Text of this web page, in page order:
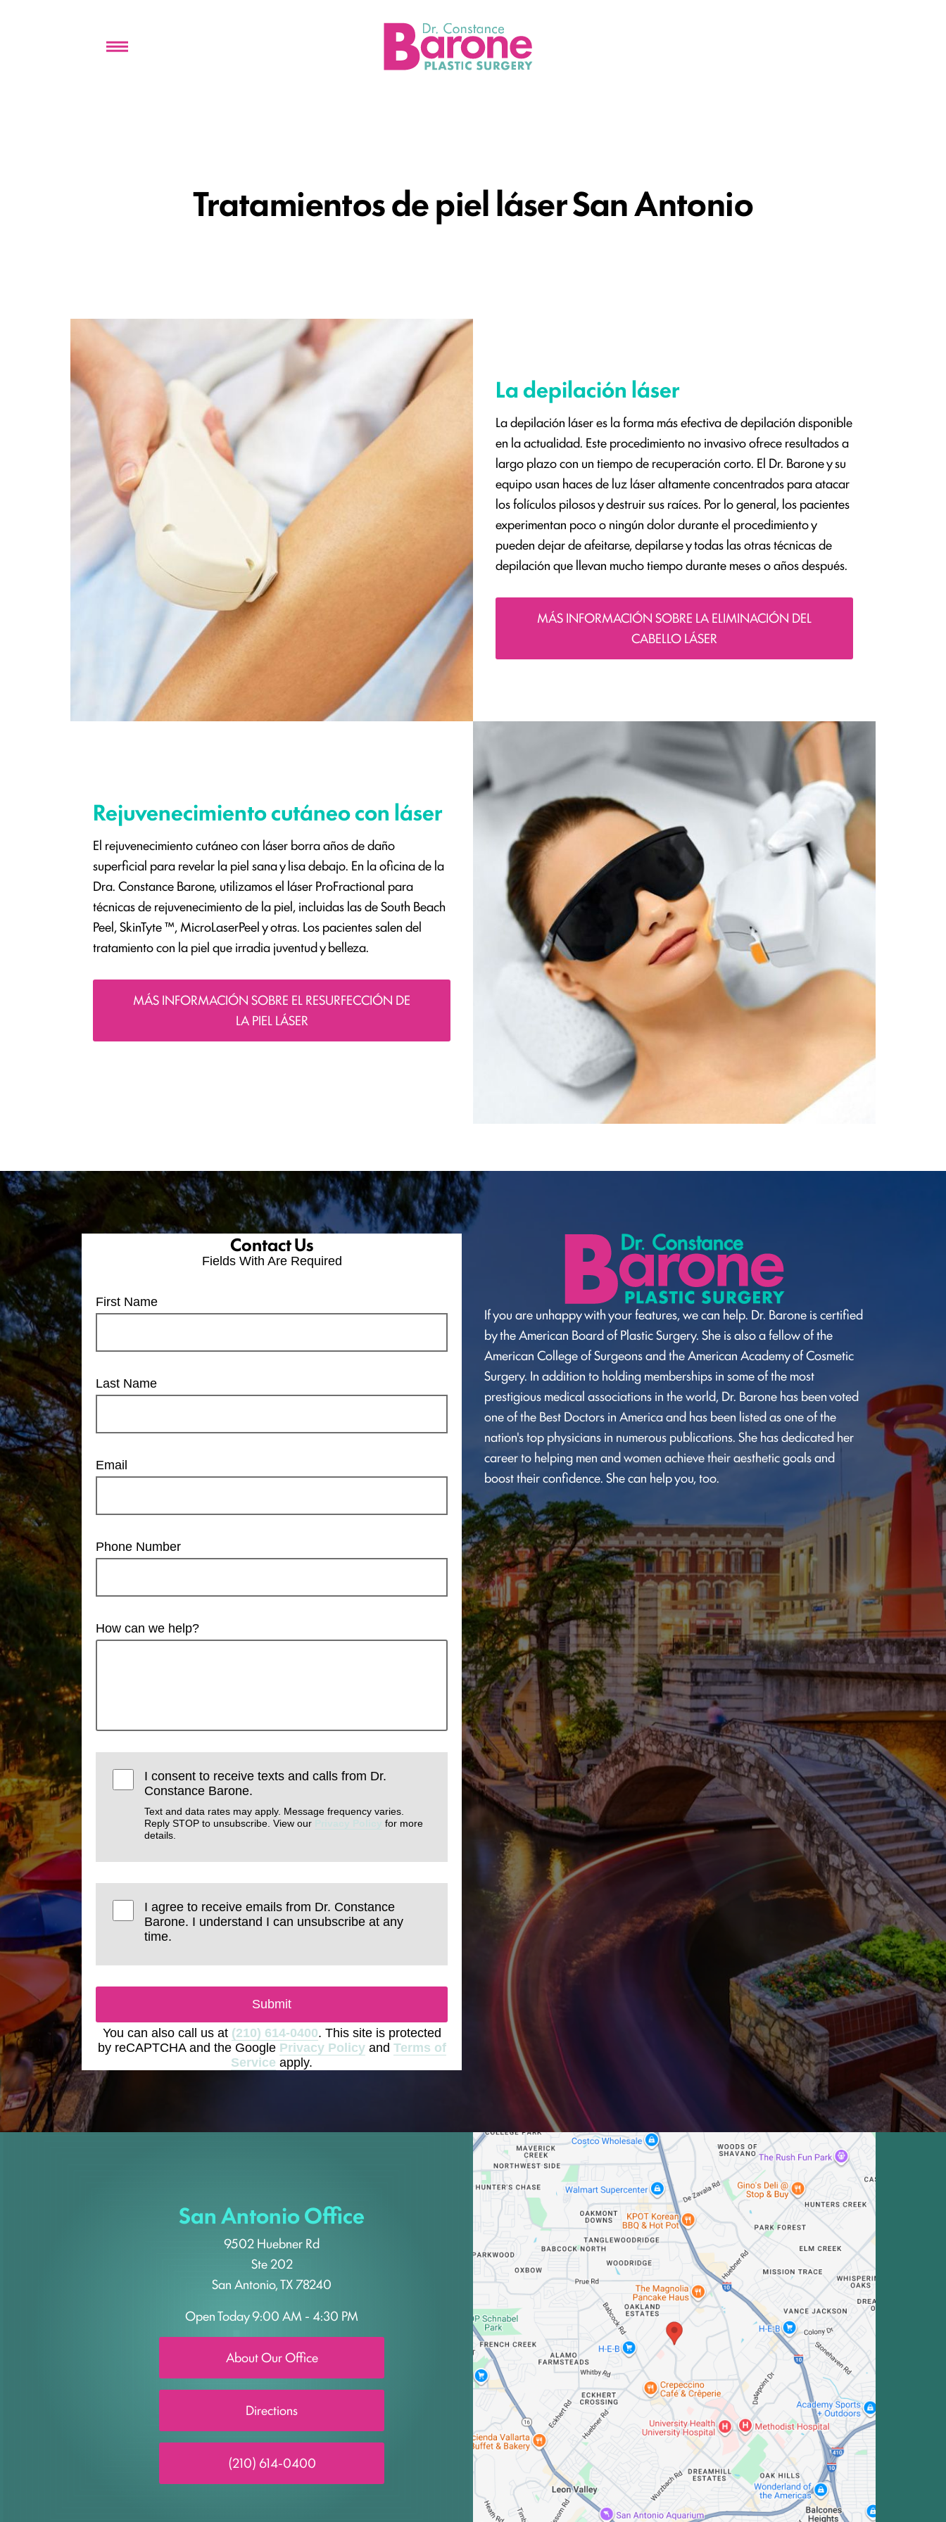
Tratamientos de piel láser San Antonio
La depilación láser
La depilación láser es la forma más efectiva de depilación disponible
en la actualidad. Este procedimiento no invasivo ofrece resultados a
largo plazo con un tiempo de recuperación corto. El Dr. Barone y su
equipo usan haces de luz láser altamente concentrados para atacar
los folículos pilosos y destruir sus raíces. Por lo general, los pacientes
experimentan poco o ningún dolor durante el procedimiento y
pueden dejar de afeitarse, depilarse y todas las otras técnicas de
depilación que llevan mucho tiempo durante meses o años después.
MÁS INFORMACIÓN SOBRE LA ELIMINACIÓN DEL
CABELLO LÁSER
Rejuvenecimiento cutáneo con láser
El rejuvenecimiento cutáneo con láser borra años de daño
superficial para revelar la piel sana y lisa debajo. En la oficina de la
Dra. Constance Barone, utilizamos el láser ProFractional para
técnicas de rejuvenecimiento de la piel, incluidas las de South Beach
Peel, SkinTyte ™, MicroLaserPeel y otras. Los pacientes salen del
tratamiento con la piel que irradia juventud y belleza.
MÁS INFORMACIÓN SOBRE EL RESURFECCIÓN DE
LA PIEL LÁSER
Contact Us
Fields With Are Required
First Name
Last Name
Email
Phone Number
How can we help?
I consent to receive texts and calls from Dr.
Constance Barone.
Text and data rates may apply. Message frequency varies.
Reply STOP to unsubscribe. View our
for more
details.
I agree to receive emails from Dr. Constance
Barone. I understand I can unsubscribe at any
time.
Submit
You can also call us at (210) 614-0400. This site is protected
by reCAPTCHA and the Google Privacy Policyand Terms of
Service apply.
If you are unhappy with your features, we can help. Dr. Barone is certified
by the American Board of Plastic Surgery. She is also a fellow of the
American College of Surgeons and the American Academy of Cosmetic
Surgery. In addition to holding memberships in some of the most
prestigious medical associations in the world, Dr. Barone has been voted
one of the Best Doctors in America and has been listed as one of the
nation's top physicians in numerous publications. She has dedicated her
career to helping men and women achieve their aesthetic goals and
boost their confidence. She can help you, too.
San Antonio Office
9502 Huebner Rd
Ste 202
San Antonio, TX 78240
Open Today9:00 AM - 4:30 PM
About Our Office
Directions
(210) 614-0400